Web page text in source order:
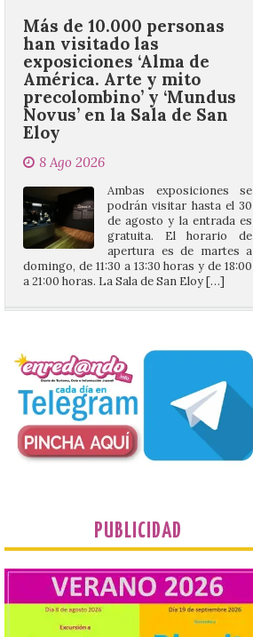
América. Arte y mito
precolombino’ y ‘Mundus
Novus’ en la Sala de San
Eloy
8 Ago 2026
apertura es de martes a
domingo, de 11:30 a 13:30 horas y de 18:00
a 21:00 horas. La Sala de San Eloy […]
Pasen y vean: Gordoncillo
payasos
La información en la web
del Ayuntamiento sobre
este evento es del año
2022 y la de su página de
turismo de 2025 La firme
apuesta cultural que en las últimas
décadas viene desarrollando Gordoncillo,
Villadangos recrea la
batalla en el que se
decidió el futuro del Reino
de León
8 Ago 2026
PUBLICIDAD